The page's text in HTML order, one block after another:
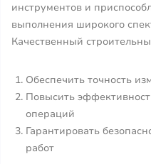
инструментов и
выполнения широкого
Качественный
Обеспечить точность
Повысить
операций
Гарантировать
работ